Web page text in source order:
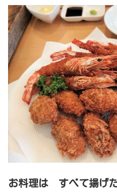
お料理は すべて揚げ